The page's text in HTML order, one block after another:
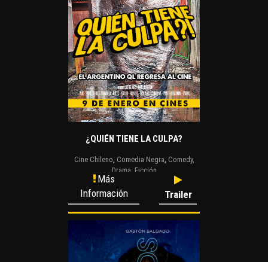
¿QUIÉN TIENE LA CULPA?
Cine Chileno, Comedia Negra, Comedy,
Drama Ficción
Más
Información
Trailer